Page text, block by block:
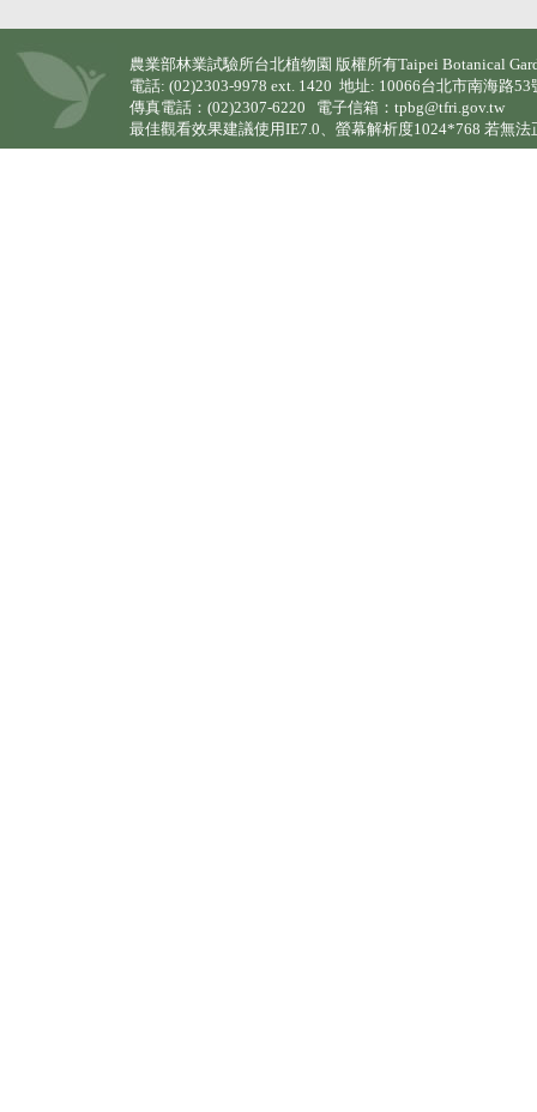
農業部林業試驗所台北植物園 版權所有Taipei Botanical
電話: (02)2303-9978 ext. 1420 地址: 10066台北市南海路53
傳真電話：(02)2307-6220 電子信箱：tpbg@tfri.gov.tw
最佳觀看效果建議使用IE7.0、螢幕解析度1024*768 若無